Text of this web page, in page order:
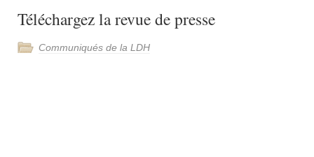
Téléchargez la revue de presse
Communiqués de la LDH